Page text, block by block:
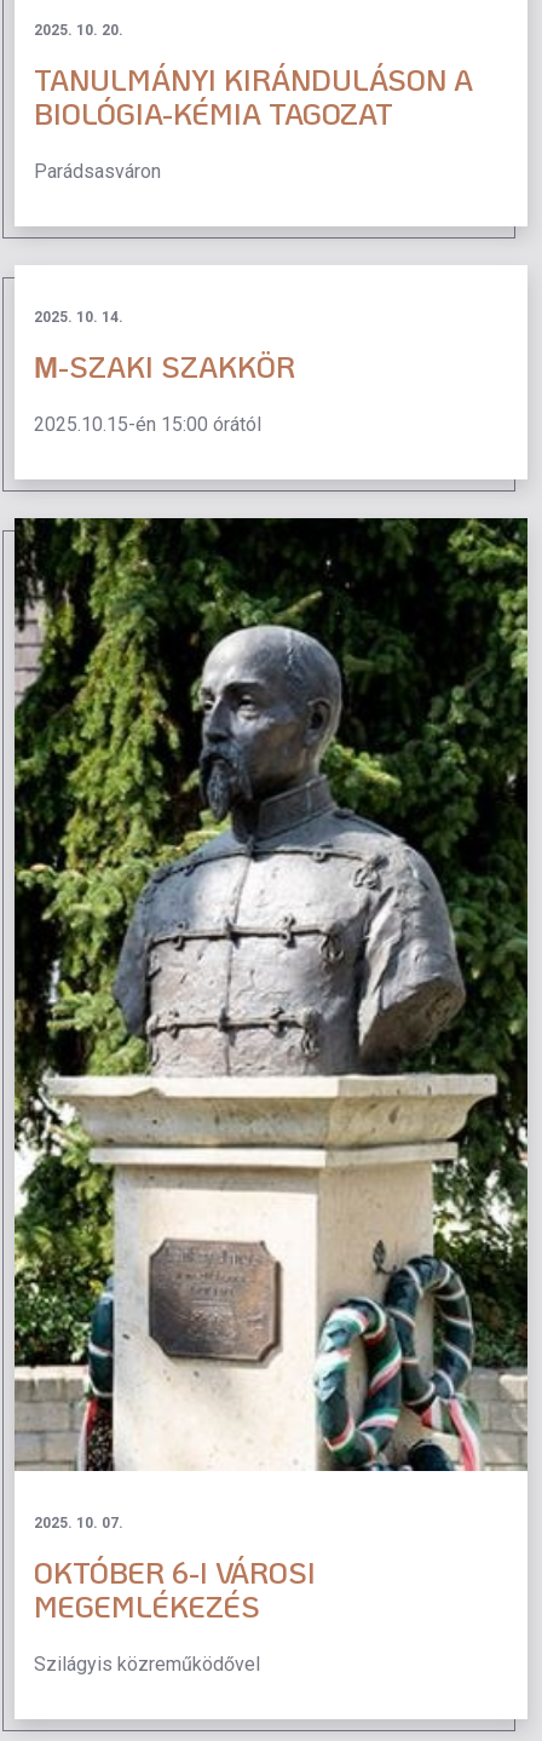
2025. 10. 20.
TANULMÁNYI KIRÁNDULÁSON A
BIOLÓGIA-KÉMIA TAGOZAT
Parádsasváron
2025. 10. 14.
Μ-SZAKI SZAKKÖR
2025.10.15-én 15:00 órától
2025. 10. 07.
OKTÓBER 6-I VÁROSI
MEGEMLÉKEZÉS
Szilágyis közreműködővel